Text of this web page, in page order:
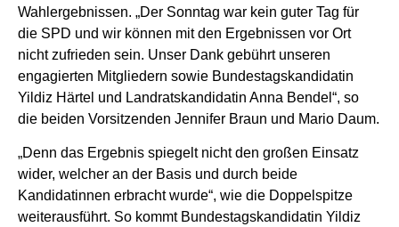
Wahlergebnissen. „Der Sonntag war kein guter Tag für
die SPD und wir können mit den Ergebnissen vor Ort
nicht zufrieden sein. Unser Dank gebührt unseren
engagierten Mitgliedern sowie Bundestagskandidatin
Yildiz Härtel und Landratskandidatin Anna Bendel“, so
die beiden Vorsitzenden Jennifer Braun und Mario Daum.
„Denn das Ergebnis spiegelt nicht den großen Einsatz
wider, welcher an der Basis und durch beide
Kandidatinnen erbracht wurde“, wie die Doppelspitze
weiterausführt. So kommt Bundestagskandidatin Yildiz